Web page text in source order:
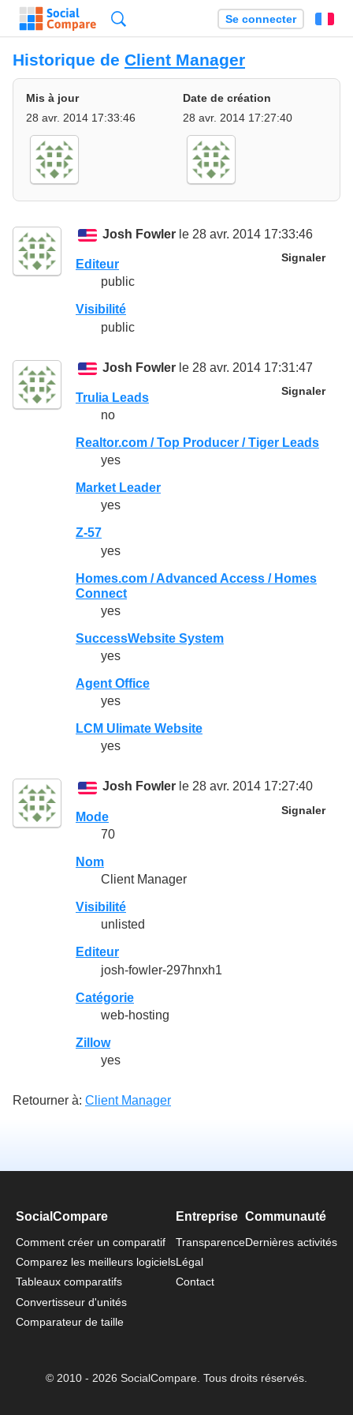
Se connecter
Historique de Client Manager
Mis à jour
28 avr. 2014 17:33:46
Date de création
28 avr. 2014 17:27:40
Josh Fowler le 28 avr. 2014 17:33:46
Signaler
Editeur
public
Visibilité
public
Josh Fowler le 28 avr. 2014 17:31:47
Signaler
Trulia Leads
no
Realtor.com / Top Producer / Tiger Leads
yes
Market Leader
yes
Z-57
yes
Homes.com / Advanced Access / Homes
Connect
yes
SuccessWebsite System
yes
Agent Office
yes
LCM Ulimate Website
yes
Josh Fowler le 28 avr. 2014 17:27:40
Signaler
Mode
70
Nom
Client Manager
Visibilité
unlisted
Editeur
josh-fowler-297hnxh1
Catégorie
web-hosting
Zillow
yes
Retourner à: Client Manager
SocialCompare
Comment créer un comparatif
Comparez les meilleurs logiciels
Tableaux comparatifs
Convertisseur d'unités
Comparateur de taille
Entreprise
Transparence
Légal
Contact
Communauté
Dernières activités
© 2010 - 2026 SocialCompare. Tous droits réservés.